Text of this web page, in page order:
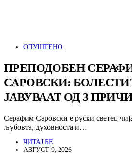
ОПУШТЕНО
ПРЕПОДОБЕН
САРОВСКИ:
ЈАВУВААТ ОД 3
Серафим Саровски е руски светец
љубовта, духовноста и…
ЧИТАЈ БЕ
АВГУСТ 9, 2026